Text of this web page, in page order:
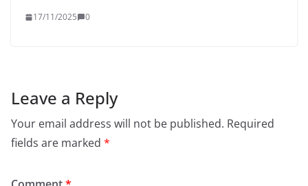
17/11/2025 0
Leave a Reply
Your email address will not be published. Required
fields are marked *